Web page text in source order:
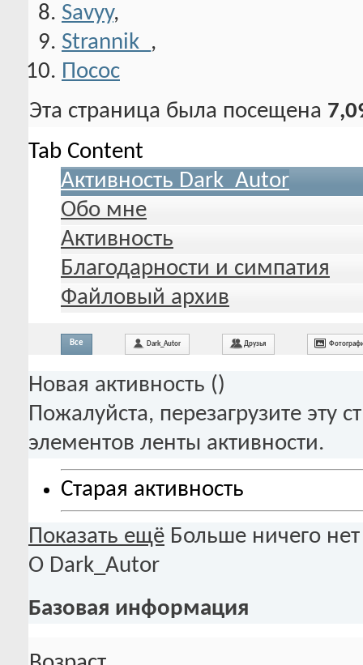
Savyy,
Strannik_ ,
Посос
Эта страница была посещена
Tab Content
Активность Dark_Autor
Обо мне
Активность
Благодарности и симпатия
Файловый архив
Все Dark_Autor Друзья
Новая активность ()
Пожалуйста, перезагрузите эту
элементов ленты активности.
Старая активность
Показать ещё Больше ничего нет
О Dark_Autor
Базовая информация